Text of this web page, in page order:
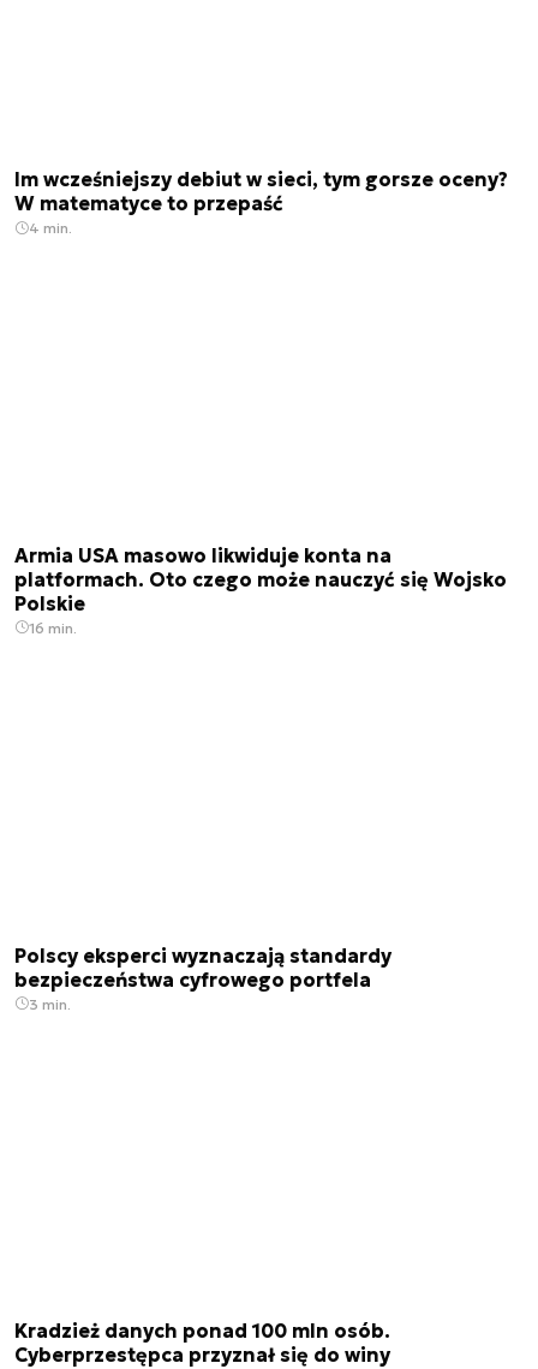
Im wcześniejszy debiut w sieci, tym gorsze oceny?
W matematyce to przepaść
4 min.
Armia USA masowo likwiduje konta na
platformach. Oto czego może nauczyć się Wojsko
Polskie
16 min.
Polscy eksperci wyznaczają standardy
bezpieczeństwa cyfrowego portfela
3 min.
Kradzież danych ponad 100 mln osób.
Cyberprzestępca przyznał się do winy